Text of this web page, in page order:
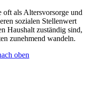
oft als Altersvorsorge und
sozialen Stellenwert
Haushalt zuständig sind,
zunehmend wandeln.
oben